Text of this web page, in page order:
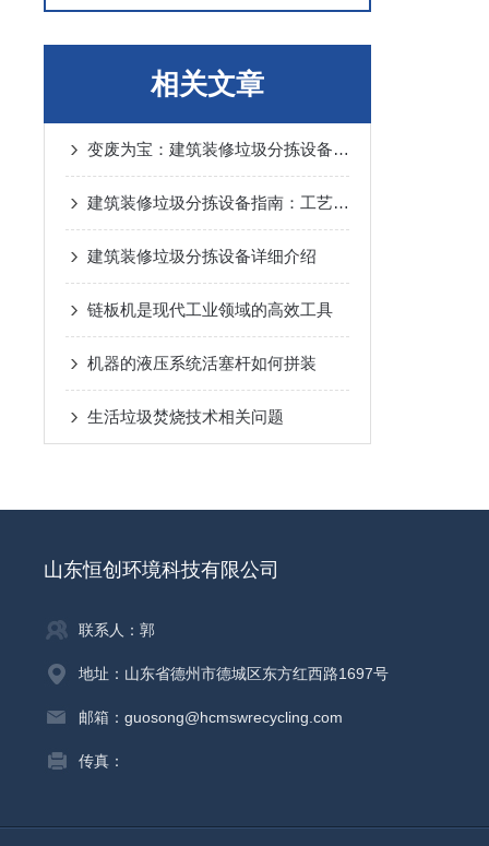
相关文章
变废为宝：建筑装修垃圾分拣设备工作流程详解
建筑装修垃圾分拣设备指南：工艺逻辑、设备选型与避坑要点
建筑装修垃圾分拣设备详细介绍
链板机是现代工业领域的高效工具
机器的液压系统活塞杆如何拼装
生活垃圾焚烧技术相关问题
山东恒创环境科技有限公司
联系人：郭
地址：山东省德州市德城区东方红西路1697号
邮箱：guosong@hcmswrecycling.com
传真：